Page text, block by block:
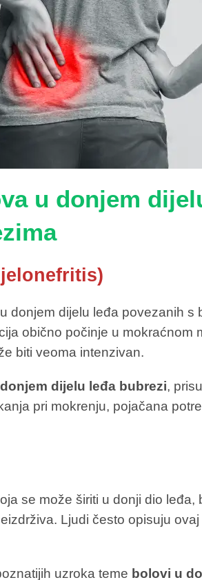
u donjem
donjem dijelu leđa povezanih s
obično počinje u mokraćnom
biti veoma intenzivan.
dijelu leđa bubrezi,
pri mokrenju, pojačana
se može širiti u donji dio leđa,
Ljudi često opisuju
uzroka teme bolovi u